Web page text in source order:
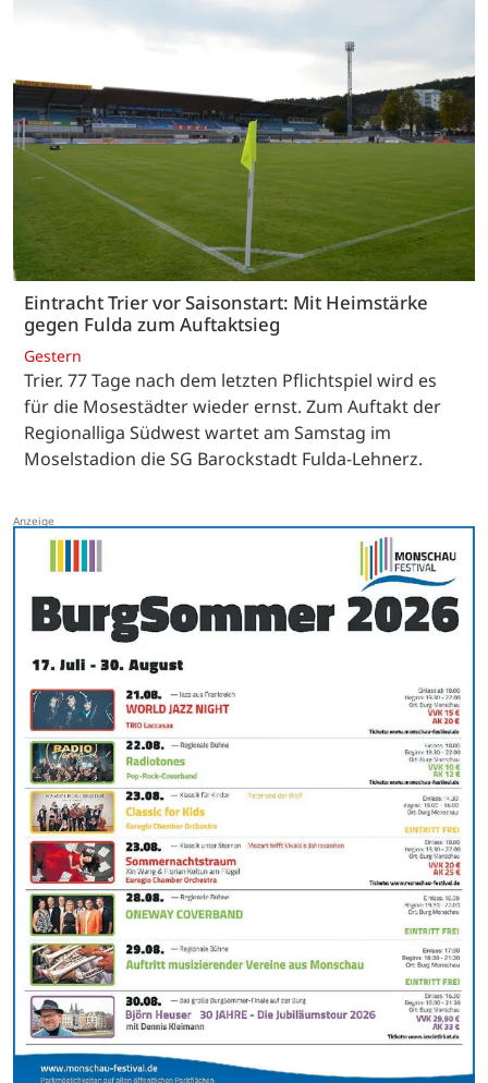
Eintracht Trier vor Saisonstart: Mit Heimstärke
gegen Fulda zum Auftaktsieg
Gestern
Trier. 77 Tage nach dem letzten Pflichtspiel wird es
für die Mosestädter wieder ernst. Zum Auftakt der
Regionalliga Südwest wartet am Samstag im
Moselstadion die SG Barockstadt Fulda-Lehnerz.